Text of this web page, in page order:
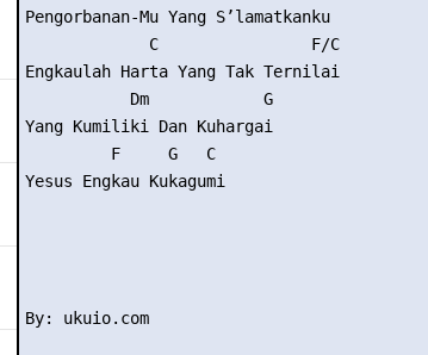
Pengorbanan-Mu Yang S’lamatkanku
             C                F/C
Engkaulah Harta Yang Tak Ternilai
           Dm            G
Yang Kumiliki Dan Kuhargai
         F     G   C
Yesus Engkau Kukagumi